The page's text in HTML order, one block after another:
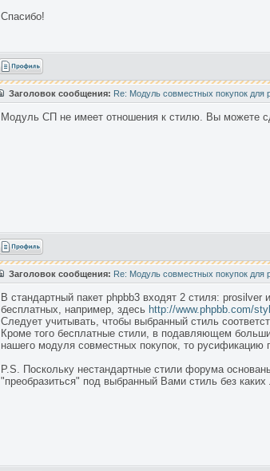
Спасибо!
Заголовок сообщения: Re: Модуль совместных покупок для
Модуль СП не имеет отношения к стилю. Вы можете
Заголовок сообщения: Re: Модуль совместных покупок для
В стандартный пакет phpbb3 входят 2 стиля:
бесплатных, например, здесь http://www.phpbb.com/
Следует учитывать, чтобы выбранный стиль
Кроме того бесплатные стили, в подавляющем
нашего модуля совместных покупок, то
P.S. Поскольку нестандартные стили форума
"преобразиться" под выбранный Вами стиль без